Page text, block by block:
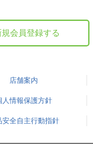
規会員登録する
店舗案内
人情報保護方針
安全自主行動指針